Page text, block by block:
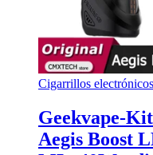
Cigarrillos electrónicos
Geekvape-
Aegis Boost